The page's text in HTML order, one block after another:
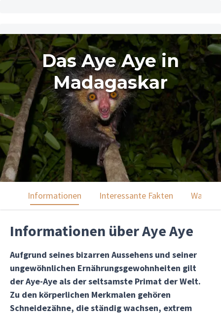
Das Aye Aye in
Madagaskar
Informationen Interessante Fakten Was du
Informationen über Aye Aye
Aufgrund seines bizarren Aussehens und seiner
ungewöhnlichen Ernährungsgewohnheiten gilt
der Aye-Aye als der seltsamste Primat der Welt.
Zu den körperlichen Merkmalen gehören
Schneidezähne, die ständig wachsen, extrem